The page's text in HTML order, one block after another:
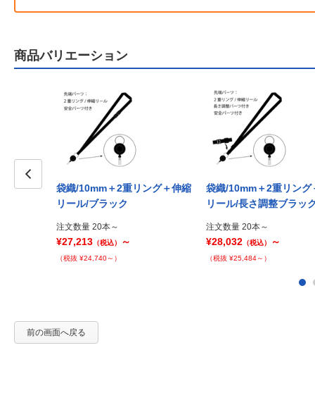
商品バリエーション
袋織/10mm＋2重リング＋伸縮
リール/ブラック
注文数量 20本～
¥27,213 （税込） ～
（税抜 ¥24,740～）
袋織/10mm＋2重リング
リール/長さ調整ブラッ
注文数量 20本～
¥28,032 （税込） ～
（税抜 ¥25,484～）
前の画面へ戻る